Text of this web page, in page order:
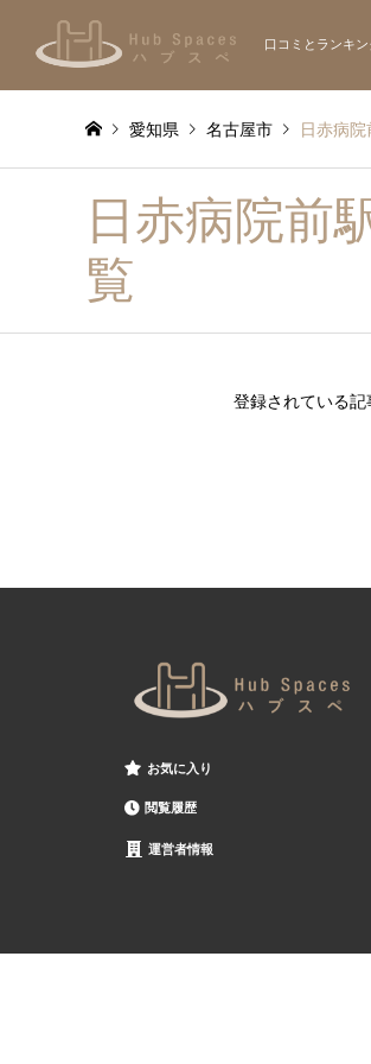
口コミとランキ
愛知県 名古屋市 日赤病院
日赤病院前
覧
登録されている記
お気に入り
閲覧履歴
運営者情報